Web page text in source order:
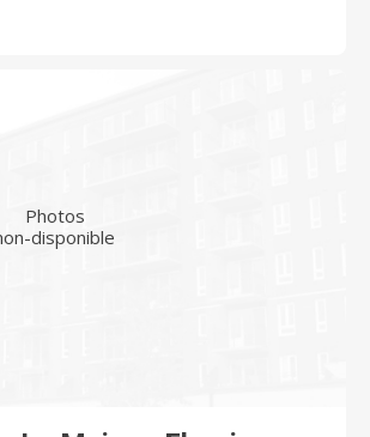
Photos
disponible